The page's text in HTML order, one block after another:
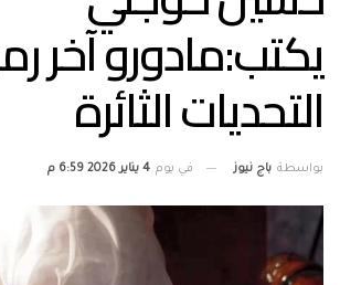
يكتب:مادورو آخر
التحديات الثائرة
بواسطة باج نيوز في يوم 4 يناير 2026 6:59 م